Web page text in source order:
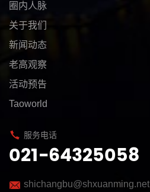
圈内人脉
关于我们
新闻动态
老高观察
活动预告
Taoworld
服务电话
021-64325058
shichangbu@shxuanming.net